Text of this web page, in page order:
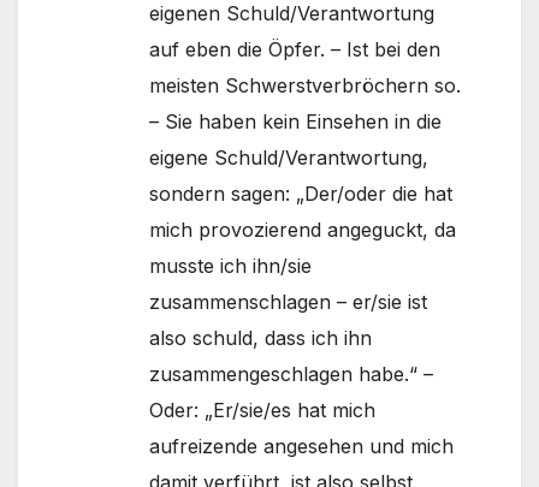
eigenen Schuld/Verantwortung
auf eben die Öpfer. – Ist bei den
meisten Schwerstverbröchern so.
– Sie haben kein Einsehen in die
eigene Schuld/Verantwortung,
sondern sagen: „Der/oder die hat
mich provozierend angeguckt, da
musste ich ihn/sie
zusammenschlagen – er/sie ist
also schuld, dass ich ihn
zusammengeschlagen habe.“ –
Oder: „Er/sie/es hat mich
aufreizende angesehen und mich